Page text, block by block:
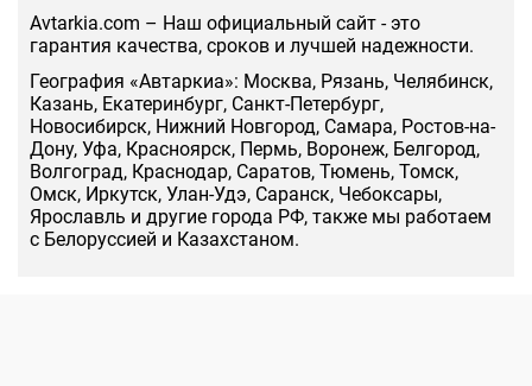
Аvtarkia.com – Наш официальный сайт - это
гарантия качества, сроков и лучшей надежности.
География «Автаркиа»: Москва, Рязань, Челябинск,
Казань, Екатеринбург, Санкт-Петербург,
Новосибирск, Нижний Новгород, Самара, Ростов-на-
Дону, Уфа, Красноярск, Пермь, Воронеж, Белгород,
Волгоград, Краснодар, Саратов, Тюмень, Томск,
Омск, Иркутск, Улан-Удэ, Саранск, Чебоксары,
Ярославль и другие города РФ, также мы работаем
с Белоруссией и Казахстаном.